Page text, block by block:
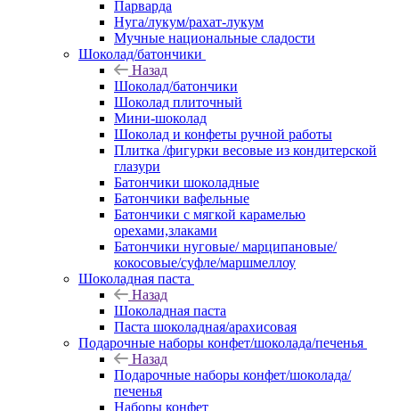
Парварда
Нуга/лукум/рахат-лукум
Мучные национальные сладости
Шоколад/батончики
Назад
Шоколад/батончики
Шоколад плиточный
Мини-шоколад
Шоколад и конфеты ручной работы
Плитка /фигурки весовые из кондитерской
глазури
Батончики шоколадные
Батончики вафельные
Батончики с мягкой карамелью
орехами,злаками
Батончики нуговые/ марципановые/
кокосовые/суфле/маршмеллоу
Шоколадная паста
Назад
Шоколадная паста
Паста шоколадная/арахисовая
Подарочные наборы конфет/шоколада/печенья
Назад
Подарочные наборы конфет/шоколада/
печенья
Наборы конфет